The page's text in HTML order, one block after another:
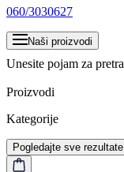
060/3030627
Naši proizvodi
Unesite pojam za
Proizvodi
Kategorije
Pogledajte sve rezultate